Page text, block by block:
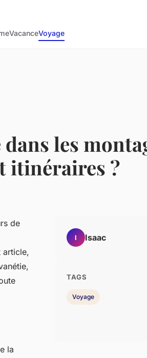
VacanceVoyage
les
itinéraires ?
de
article,
la
I Isaac
TAGS
Voyage